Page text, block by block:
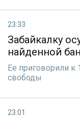
23:33
Забайкалку
найденной
Ее приговорили к
свободы
23:01